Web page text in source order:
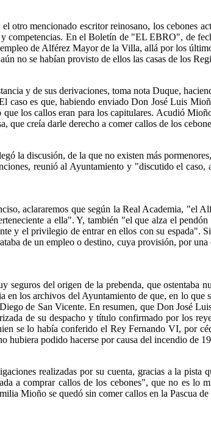
otro mencionado escritor reinosano, los cebones
competencias. En el Boletín de "EL EBRO", de
de Alférez Mayor de la Villa, allá por los
no se habían provisto de ellos las casas de los
y de sus derivaciones, toma nota Duque,
caso es que, habiendo enviado Don José Luis
que los callos eran para los capitulares. Acudió
que creía darle derecho a comer callos de los
la discusión, de la que no existen más
reunió al Ayuntamiento y "discutido el caso,
aclararemos que según la Real Academia, "el
a ella". Y, también "el que alza el
y el privilegio de entrar en ellos con su espada".
de un empleo o destino, cuya provisión, por
seguros del origen de la prebenda, que
en los archivos del Ayuntamiento de que, en lo
de San Vicente. En resumen, que Don José
de su despacho y título confirmado por los
se lo había conferido el Rey Fernando VI, por
hubiera podido hacerse por causa del incendio de
realizadas por su cuenta, gracias a la
a comprar callos de los cebones", que no es lo
Mioño se quedó sin comer callos en la Pascua